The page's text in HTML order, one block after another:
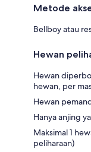
Metode
Bellboy atau
Hewan
Hewan
hewan, per
Hewan
Hanya anjing
Maksimal 1
peliharaan)